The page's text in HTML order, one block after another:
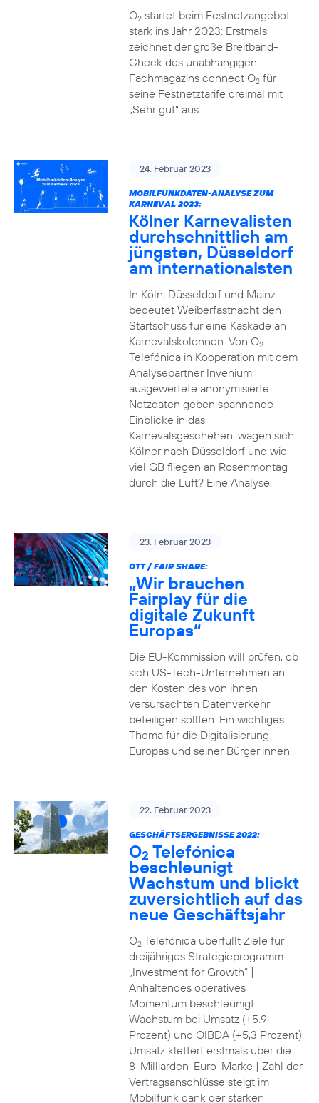
O2startet beim Festnetzangebot
stark ins Jahr 2023: Erstmals
zeichnet der große Breitband-
Check des unabhängigen
Fachmagazins connect O2für
seine Festnetztarife dreimal mit
„Sehr gut“ aus.
24. Februar 2023
MOBILFUNKDATEN-ANALYSE ZUM
KARNEVAL 2023:
Kölner Karnevalisten
durchschnittlich am
jüngsten, Düsseldorf
am internationalsten
In Köln, Düsseldorf und Mainz
bedeutet Weiberfastnacht den
Startschuss für eine Kaskade an
Karnevalskolonnen. Von O2
Telefónica in Kooperation mit dem
Analysepartner Invenium
ausgewertete anonymisierte
Netzdaten geben spannende
Einblicke in das
Karnevalsgeschehen: wagen sich
Kölner nach Düsseldorf und wie
viel GB fliegen an Rosenmontag
durch die Luft? Eine Analyse.
23. Februar 2023
OTT / FAIR SHARE:
„Wir brauchen
Fairplay für die
digitale Zukunft
Europas“
Die EU-Kommission will prüfen, ob
sich US-Tech-Unternehmen an
den Kosten des von ihnen
versursachten Datenverkehr
beteiligen sollten. Ein wichtiges
Thema für die Digitalisierung
Europas und seiner Bürger:innen.
22. Februar 2023
GESCHÄFTSERGEBNISSE 2022:
O2 Telefónica
beschleunigt
Wachstum und blickt
zuversichtlich auf das
neue Geschäftsjahr
O2Telefónica überfüllt Ziele für
dreijähriges Strategieprogramm
„Investment for Growth“ |
Anhaltendes operatives
Momentum beschleunigt
Wachstum bei Umsatz (+5.9
Prozent) und OIBDA (+5,3 Prozent).
Umsatz klettert erstmals über die
8-Milliarden-Euro-Marke | Zahl der
Vertragsanschlüsse steigt im
Mobilfunk dank der starken